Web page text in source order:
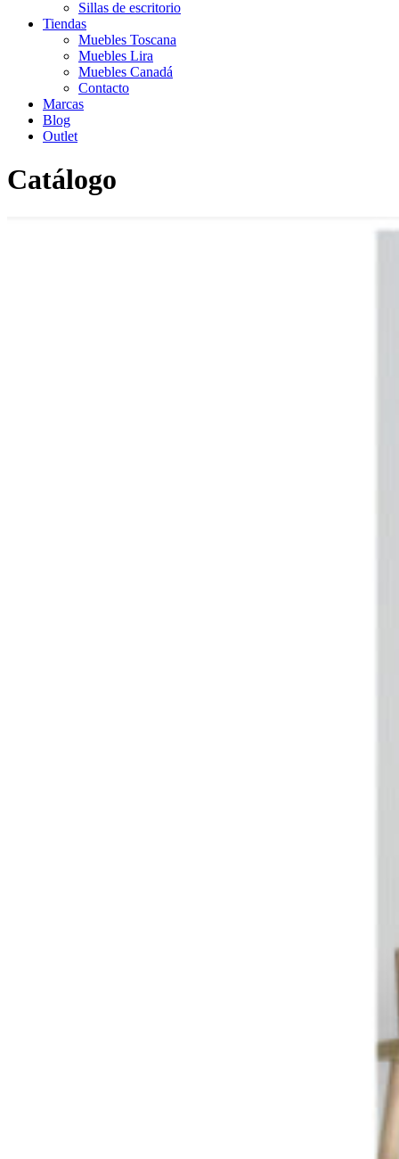
Sillas de escritorio
Tiendas
Muebles Toscana
Muebles Lira
Muebles Canadá
Contacto
Marcas
Blog
Outlet
Catálogo